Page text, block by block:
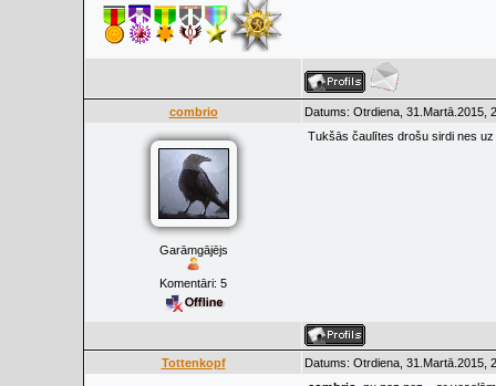
combrio Datums: Otrdiena, 31.Martā.2015,
Garāmgājējs
Komentāri: 5
Tukšās čaulītes drošu sirdi nes uz
Tottenkopf
Datums: Otrdiena, 31.Martā.2015,